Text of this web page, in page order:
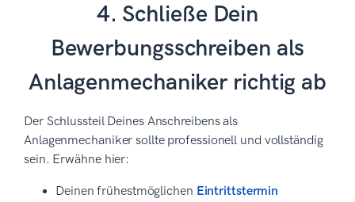
4. Schließe Dein
Bewerbungsschreiben als
Anlagenmechaniker richtig ab
Der Schlussteil Deines Anschreibens als
Anlagenmechaniker sollte professionell und vollständig
sein. Erwähne hier:
Deinen frühestmöglichen Eintrittstermin